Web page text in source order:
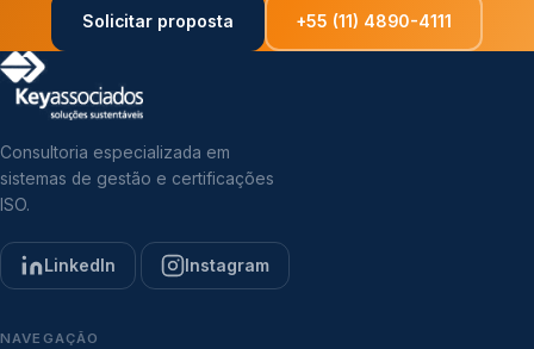
Solicitar proposta +55 (11) 4890-4111
Consultoria especializada em
sistemas de gestão e certificações
ISO.
LinkedIn Instagram
NAVEGAÇÃO